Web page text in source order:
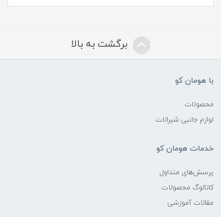
برگشت به بالا
با هومان کو
محصولات
لوازم جانبی شیرالات
خدمات هومان کو
پرسش‌های متداول
کاتالوگ محصولات
مقالات آموزشی